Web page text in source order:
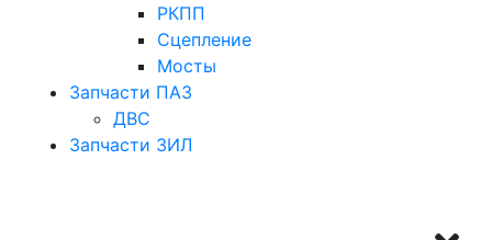
РКПП
Сцепление
Мосты
Запчасти ПАЗ
ДВС
Запчасти ЗИЛ